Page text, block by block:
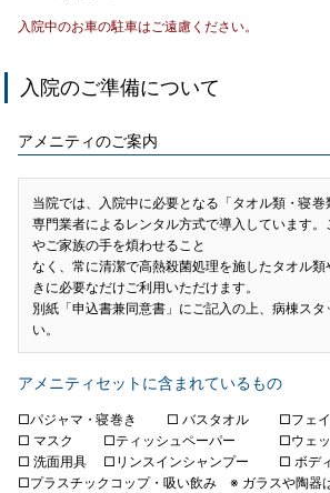
入院中のお車の駐車はご遠慮ください。
入院のご準備について
アメニティのご案内
当院では、入院中に必要となる「タオル類・寝巻
専門業者によるレンタル方式で導入しています
やご家族の手を煩わせること
なく、常に清潔で高熱殺菌処理を施したタオル類
きに必要なだけご利用いただけます。
別紙「申込書兼同意書」にご記入の上、病棟スタ
い。
アメニティセットに含まれているもの
□パジャマ・寝巻き □ バスタオル □フェイ
□ マスク □ティッシュペーパー □ウェット
□ 洗面用具 □リンスインシャンプー □ ボデ
□プラスチックコップ・吸い飲み ※ ガラスや陶器